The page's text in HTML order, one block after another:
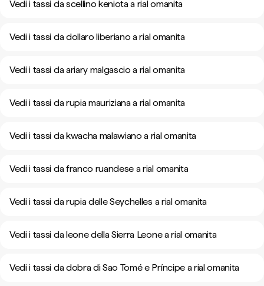
Vedi i tassi da scellino keniota a rial omanita
Vedi i tassi da dollaro liberiano a rial omanita
Vedi i tassi da ariary malgascio a rial omanita
Vedi i tassi da rupia mauriziana a rial omanita
Vedi i tassi da kwacha malawiano a rial omanita
Vedi i tassi da franco ruandese a rial omanita
Vedi i tassi da rupia delle Seychelles a rial omanita
Vedi i tassi da leone della Sierra Leone a rial omanita
Vedi i tassi da dobra di Sao Tomé e Príncipe a rial omanita